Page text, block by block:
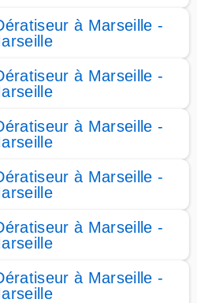
à Marseille -
à Marseille -
à Marseille -
à Marseille -
à Marseille -
à Marseille -